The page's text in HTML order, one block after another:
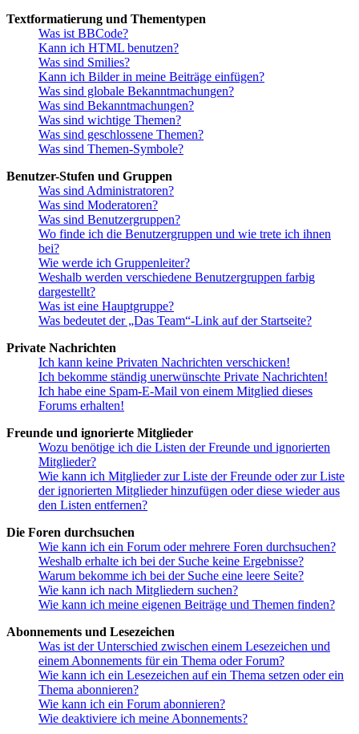
Textformatierung und Thementypen
Was ist BBCode?
Kann ich HTML benutzen?
Was sind Smilies?
Kann ich Bilder in meine Beiträge einfügen?
Was sind globale Bekanntmachungen?
Was sind Bekanntmachungen?
Was sind wichtige Themen?
Was sind geschlossene Themen?
Was sind Themen-Symbole?
Benutzer-Stufen und Gruppen
Was sind Administratoren?
Was sind Moderatoren?
Was sind Benutzergruppen?
Wo finde ich die Benutzergruppen und wie trete ich ihnen
bei?
Wie werde ich Gruppenleiter?
Weshalb werden verschiedene Benutzergruppen farbig
dargestellt?
Was ist eine Hauptgruppe?
Was bedeutet der „Das Team“-Link auf der Startseite?
Private Nachrichten
Ich kann keine Privaten Nachrichten verschicken!
Ich bekomme ständig unerwünschte Private Nachrichten!
Ich habe eine Spam-E-Mail von einem Mitglied dieses
Forums erhalten!
Freunde und ignorierte Mitglieder
Wozu benötige ich die Listen der Freunde und ignorierten
Mitglieder?
Wie kann ich Mitglieder zur Liste der Freunde oder zur Liste
der ignorierten Mitglieder hinzufügen oder diese wieder aus
den Listen entfernen?
Die Foren durchsuchen
Wie kann ich ein Forum oder mehrere Foren durchsuchen?
Weshalb erhalte ich bei der Suche keine Ergebnisse?
Warum bekomme ich bei der Suche eine leere Seite?
Wie kann ich nach Mitgliedern suchen?
Wie kann ich meine eigenen Beiträge und Themen finden?
Abonnements und Lesezeichen
Was ist der Unterschied zwischen einem Lesezeichen und
einem Abonnements für ein Thema oder Forum?
Wie kann ich ein Lesezeichen auf ein Thema setzen oder ein
Thema abonnieren?
Wie kann ich ein Forum abonnieren?
Wie deaktiviere ich meine Abonnements?